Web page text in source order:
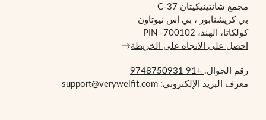
مجمع شانتينيكيتان C-37
بي كريشنابور ، بي إس نيوتاون
كولكاتا، الهند، PIN -700102
احصل على الاتجاه على الخريطة→
رقم الجوال. +91 9748750931
معرف البريد الإلكتروني: support@verywelfit.com